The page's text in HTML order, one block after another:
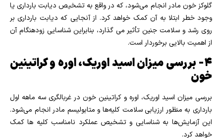
گلوکز خون مادر انجام می‌شود، که در واقع به تشخیص دیابت بارداری یا
وجود خطر ابتلا به آن کمک خواهد کرد. از آنجایی که دیابت بارداری بر
روی رشد و سلامت جنین تأثیر می گذارد، بنابراین شناسایی زودهنگام آن
از اهمیت بالایی برخوردار است.
۴- بررسی میزان اسید اوریک، اوره و کراتینین
خون
بررسی میزان اسید اوریک، اوره و کراتینین خون در غربالگری سه ماهه اول
بارداری به منظور ارزیابی سلامت کلیه‌ها و متابولیسم مادر انجام می‌شود.
این آزمایش‌ها به شناسایی و تشخیص عملکرد نامناسب کلیه ها کمک
خواهد کرد.